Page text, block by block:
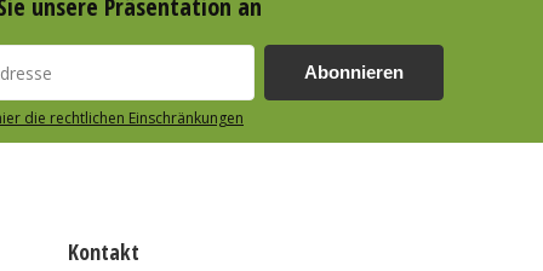
unsere Präsentation an
Abonnieren
die rechtlichen Einschränkungen
Kontakt